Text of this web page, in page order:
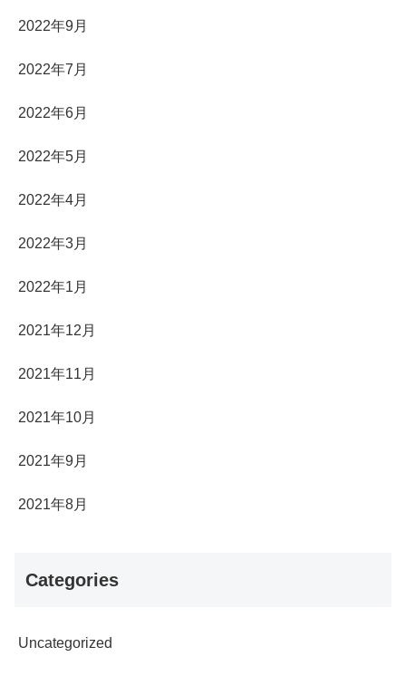
2022年9月
2022年7月
2022年6月
2022年5月
2022年4月
2022年3月
2022年1月
2021年12月
2021年11月
2021年10月
2021年9月
2021年8月
Categories
Uncategorized